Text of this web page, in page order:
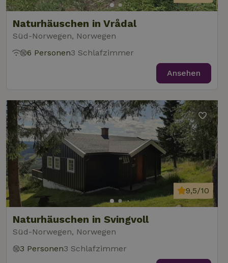
Naturhäuschen in Vrådal
Süd-Norwegen, Norwegen
6 Personen3 Schlafzimmer
Ansehen
Naturhäuschen in Svingvoll
Süd-Norwegen, Norwegen
9,5/10
3 Personen3 Schlafzimmer